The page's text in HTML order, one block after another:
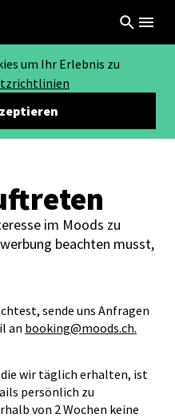
um Ihr Erlebnis zu
im Moods zu
beachten musst,
sende uns Anfragen
an booking@moods.ch.
wir täglich erhalten, ist
persönlich zu
von 2 Wochen keine